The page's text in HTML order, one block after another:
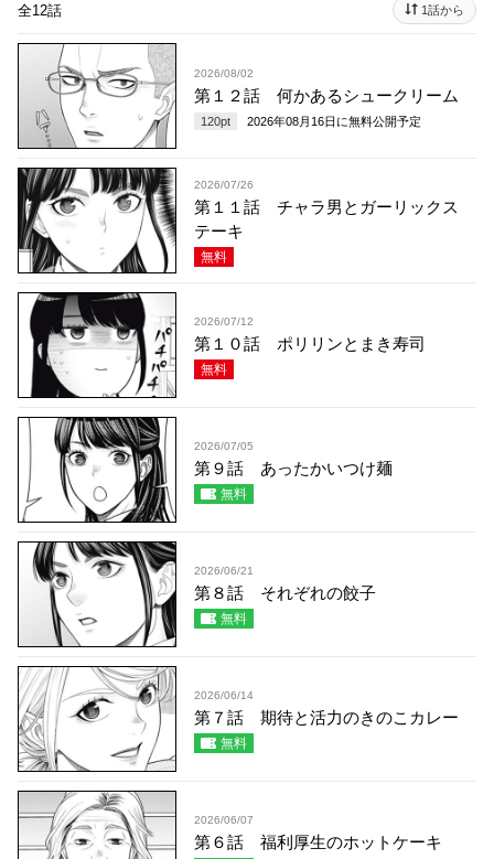
全12話 1話から
2026/08/02
第１２話 何かあるシュークリーム
120pt 2026年08月16日 に無料公開予定
2026/07/26
第１１話 チャラ男とガーリックス
テーキ
無料
2026/07/12
第１０話 ポリリンとまき寿司
無料
2026/07/05
第９話 あったかいつけ麺
無料
2026/06/21
第８話 それぞれの餃子
無料
2026/06/14
第７話 期待と活力のきのこカレー
無料
2026/06/07
第６話 福利厚生のホットケーキ